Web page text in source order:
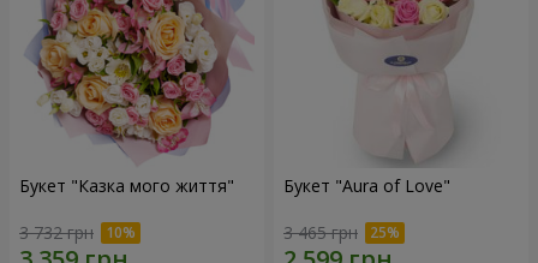
Букет "Казка мого життя"
3 732 грн
Букет "Aura of Love"
3 465 грн